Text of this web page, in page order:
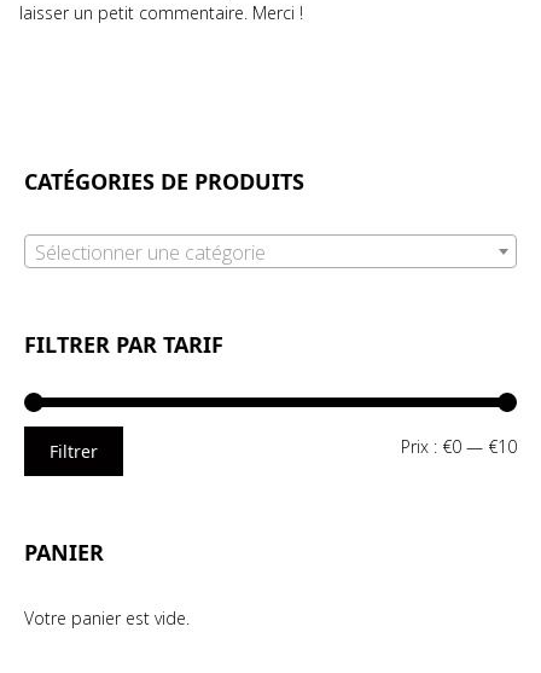
laisser un petit commentaire. Merci !
CATÉGORIES DE PRODUITS
Sélectionner une catégorie
FILTRER PAR TARIF
Filtrer Prix : €0 — €10
PANIER
Votre panier est vide.